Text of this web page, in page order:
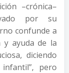
–crónica–
por su
confunde a
y ayuda de la
diciendo
pero